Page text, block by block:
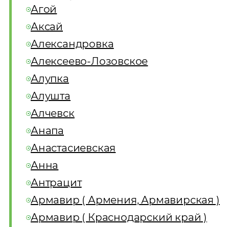
Агой
Аксай
Александровка
Алексеево-Лозовское
Алупка
Алушта
Алчевск
Анапа
Анастасиевская
Анна
Антрацит
Армавир ( Армения, Армавирская )
Армавир ( Краснодарский край )